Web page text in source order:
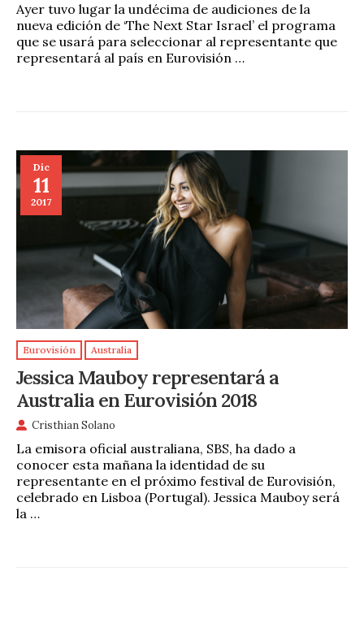
Ayer tuvo lugar la undécima de audiciones de la
nueva edición de ‘The Next Star Israel’ el programa
que se usará para seleccionar al representante que
representará al país en Eurovisión …
Dic
11
2017
Eurovisión Australia
Jessica Mauboy representará a
Australia en Eurovisión 2018
Cristhian Solano
La emisora oficial australiana, SBS, ha dado a
conocer esta mañana la identidad de su
representante en el próximo festival de Eurovisión,
celebrado en Lisboa (Portugal). Jessica Mauboy será
la …